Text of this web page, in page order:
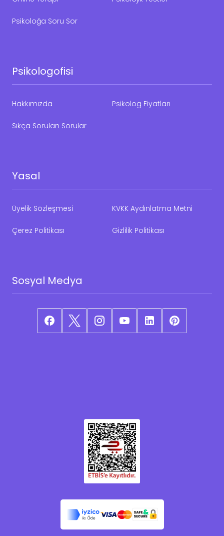
Psikoloğa Soru Sor
Psikologofisi
Hakkımızda Psikolog Fiyatları
Sıkça Sorulan Sorular
Yasal
Üyelik Sözleşmesi KVKK Aydınlatma Metni
Çerez Politikası Gizlilik Politikası
Sosyal Medya